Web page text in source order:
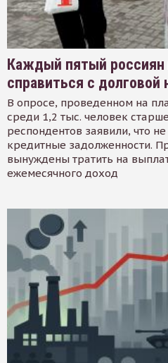
Каждый пятый
справиться с долговой
В опросе, проведенном на
среди 1,2 тыс. человек
респондентов заявили, что
кредитные задолженности.
вынуждены тратить на
ежемесячного доход